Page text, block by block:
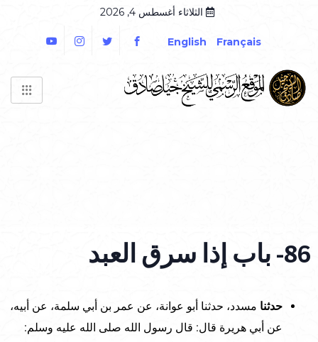
الثلاثاء أغسطس 4, 2026
Français
English
86- باب إذا سرق العبد
حدثنا مسدد، حدثنا أبو عوانة، عن عمر بن أبي سلمة، عن أبيه،
عن أبي هريرة قال: قال رسول الله صلى الله عليه وسلم: